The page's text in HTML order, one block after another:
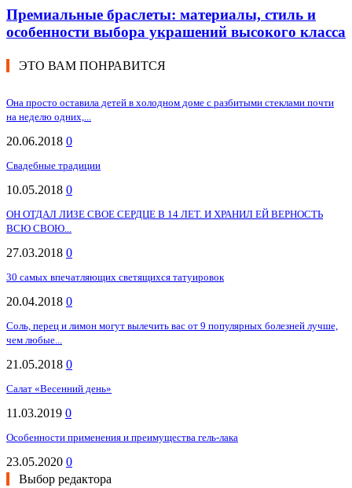
Премиальные браслеты: материалы, стиль и
особенности выбора украшений высокого класса
ЭТО ВАМ ПОНРАВИТСЯ
Она просто оставила детей в холодном доме с разбитыми стеклами почти
на неделю одних,...
20.06.2018 0
Свадебные традиции
10.05.2018 0
ОН ОТДАЛ ЛИЗЕ СВОЕ СЕРДЦЕ В 14 ЛЕТ. И ХРАНИЛ ЕЙ ВЕРНОСТЬ
ВСЮ СВОЮ...
27.03.2018 0
30 самых впечатляющих светящихся татуировок
20.04.2018 0
Соль, перец и лимон могут вылечить вас от 9 популярных болезней лучше,
чем любые...
21.05.2018 0
Салат «Весенний день»
11.03.2019 0
Особенности применения и преимущества гель-лака
23.05.2020 0
Выбор редактора